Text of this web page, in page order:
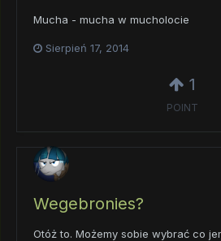
Mucha - mucha w mucholocie
Sierpień 17, 2014
1
POINT
Wegebronies?
Otóż to. Możemy sobie wybrać co